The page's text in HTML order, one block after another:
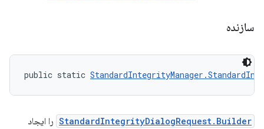
سازنده
public static
StandardIntegrityDialogRequest.Builder را ایجاد